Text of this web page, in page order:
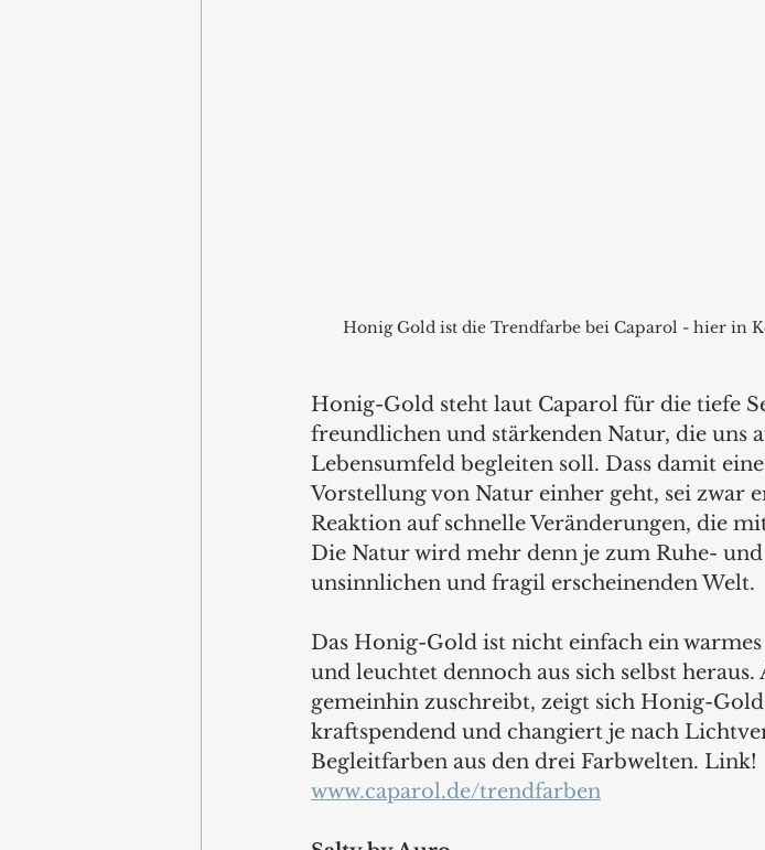
Honig Gold ist die Trendfarbe bei Caparol - hier in
Honig-Gold steht laut Caparol für die tiefe
freundlichen und stärkenden Natur, die uns
Lebensumfeld begleiten soll. Dass damit
Vorstellung von Natur einher geht, sei zwar
Reaktion auf schnelle Veränderungen, die
Die Natur wird mehr denn je zum Ruhe-
unsinnlichen und fragil erscheinenden Welt.
Das Honig-Gold ist nicht einfach ein
und leuchtet dennoch aus sich selbst
gemeinhin zuschreibt, zeigt sich Honig-
kraftspendend und changiert je nach
Begleitfarben aus den drei Farbwelten. Link!
www.caparol.de/trendfarben